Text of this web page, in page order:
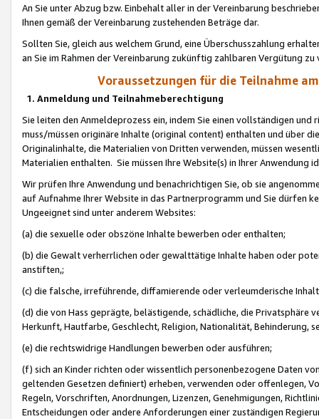
An Sie unter Abzug bzw. Einbehalt aller in der Vereinbarung
Ihnen gemäß der Vereinbarung zustehenden Beträge dar.
Sollten Sie, gleich aus welchem Grund, eine Überschusszahlung
an Sie im Rahmen der Vereinbarung zukünftig zahlbaren Vergütung zu
Voraussetzungen für die Teilnahme
1. Anmeldung und Teilnahmeberechtigung
Sie leiten den Anmeldeprozess ein, indem Sie einen vollständigen
muss/müssen originäre Inhalte (original content) enthalten und über
Originalinhalte, die Materialien von Dritten verwenden, müssen
Materialien enthalten. Sie müssen Ihre Website(s) in Ihrer Anwendung
Wir prüfen Ihre Anwendung und benachrichtigen Sie, ob sie
auf Aufnahme Ihrer Website in das Partnerprogramm und Sie dürfen
Ungeeignet sind unter anderem Websites:
(a) die sexuelle oder obszöne Inhalte bewerben oder enthalten;
(b) die Gewalt verherrlichen oder gewalttätige Inhalte haben oder
anstiften,;
(c) die falsche, irreführende, diffamierende oder verleumderische
(d) die von Hass geprägte, belästigende, schädliche, die Privatsphäre
Herkunft, Hautfarbe, Geschlecht, Religion, Nationalität, Behinderung,
(e) die rechtswidrige Handlungen bewerben oder ausführen;
(f) sich an Kinder richten oder wissentlich personenbezogene Daten
geltenden Gesetzen definiert) erheben, verwenden oder offenlegen,
Regeln, Vorschriften, Anordnungen, Lizenzen, Genehmigungen,
Entscheidungen oder andere Anforderungen einer zuständigen